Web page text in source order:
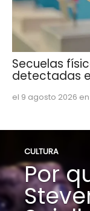
Secuelas
detectadas
el 9 agosto 2026 en
CULTURA
Por